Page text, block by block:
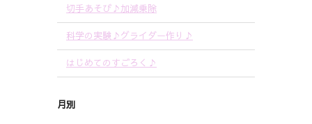
切手あそび♪加減乗除
科学の実験♪グライダー作り♪
はじめてのすごろく♪
月別